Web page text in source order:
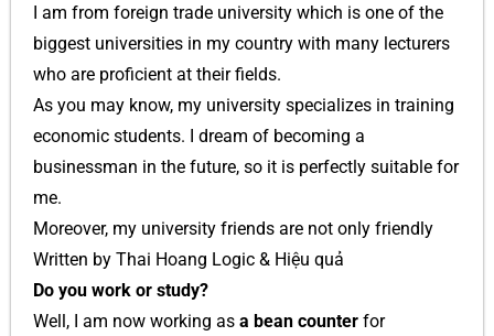
I am from foreign trade university which is one of the
biggest universities in my country with many lecturers
who are proficient at their fields.
As you may know, my university specializes in training
economic students. I dream of becoming a
businessman in the future, so it is perfectly suitable for
me.
Moreover, my university friends are not only friendly
Written by Thai Hoang Logic & Hiệu quả
Do you work or study?
Well, I am now working as a bean counter for